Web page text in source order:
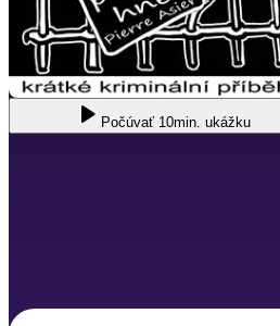
Počúvať 10min. ukážku